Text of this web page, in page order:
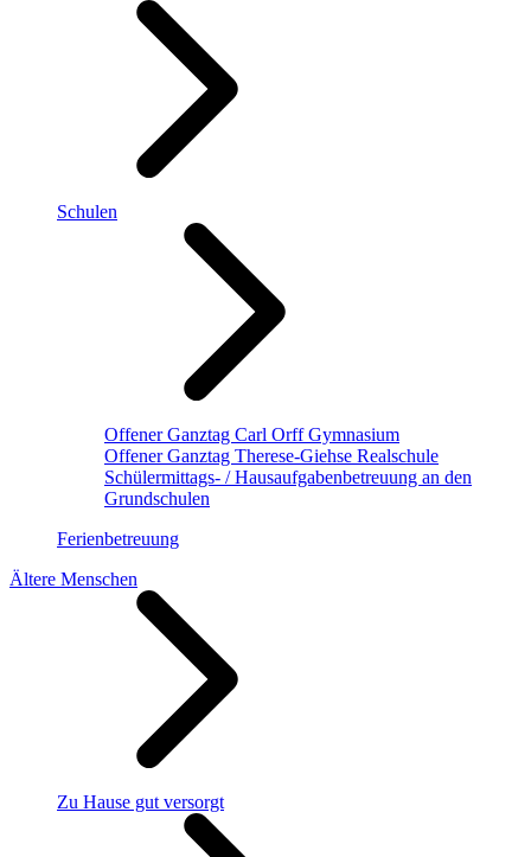
Schulen
Offener Ganztag Carl Orff Gymnasium
Offener Ganztag Therese-Giehse Realschule
Schülermittags- / Hausaufgabenbetreuung an den
Grundschulen
Ferienbetreuung
Ältere Menschen
Zu Hause gut versorgt